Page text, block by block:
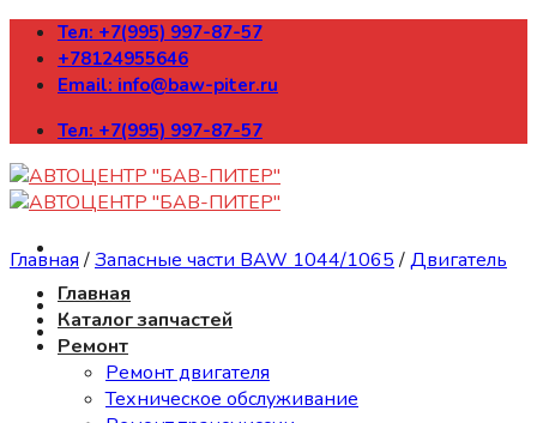
Skip
content
Тел: +7(995) 997-87-57
+78124955646
Email: info@baw-piter.ru
Тел: +7(995) 997-87-57
Главная
Каталог запчастей
Ремонт
Ремонт двигателя
Техническое обслуживание
Главная /Запасные части BAW 1044/1065 /Двигатель